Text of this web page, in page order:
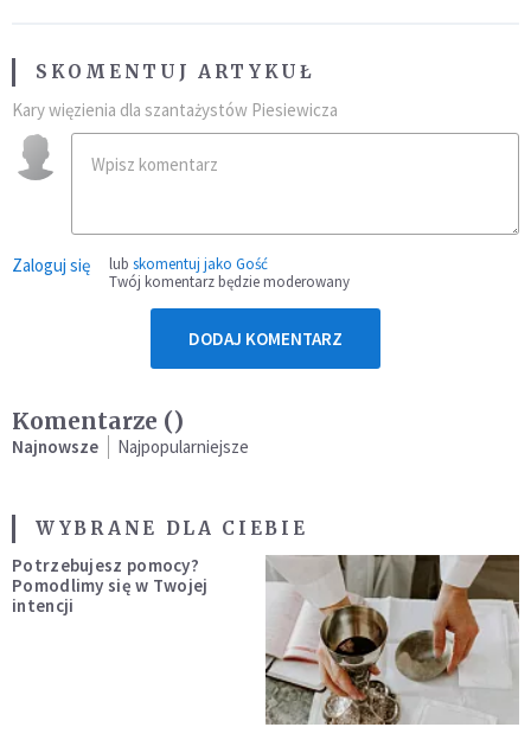
SKOMENTUJ ARTYKUŁ
Kary więzienia dla szantażystów Piesiewicza
Zaloguj się lub skomentuj jako Gość
Twój komentarz będzie moderowany
DODAJ KOMENTARZ
Komentarze ()
Najnowsze Najpopularniejsze
WYBRANE DLA CIEBIE
Potrzebujesz pomocy?
Pomodlimy się w Twojej
intencji